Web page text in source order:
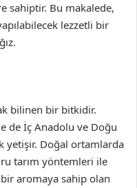
sahiptir. Bu makalede,
lezzetli bir
bilinen bir bitkidir.
de İç Anadolu ve Doğu
yetişir. Doğal ortamlarda
tarım yöntemleri ile
aromaya sahip olan